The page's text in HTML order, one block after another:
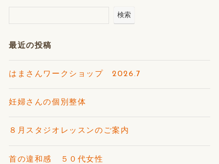
検索
最近の投稿
はまさんワークショップ 2026.7
妊婦さんの個別整体
８月スタジオレッスンのご案内
首の違和感 ５０代女性